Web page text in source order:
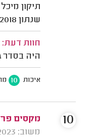
שנתון 2018.
חוות דעת:
היה בסדר
איכות 10
מקסים
משוב: 21/11/2023
10